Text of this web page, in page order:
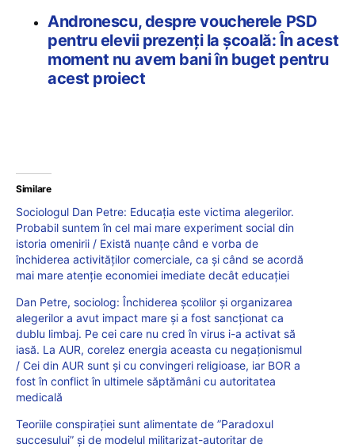
Andronescu, despre voucherele PSD
pentru elevii prezenți la școală: În acest
moment nu avem bani în buget pentru
acest proiect
Similare
Sociologul Dan Petre: Educația este victima alegerilor.
Probabil suntem în cel mai mare experiment social din
istoria omenirii / Există nuanțe când e vorba de
închiderea activităților comerciale, ca și când se acordă
mai mare atenție economiei imediate decât educației
Dan Petre, sociolog: Închiderea școlilor și organizarea
alegerilor a avut impact mare și a fost sancționat ca
dublu limbaj. Pe cei care nu cred în virus i-a activat să
iasă. La AUR, corelez energia aceasta cu negaționismul
/ Cei din AUR sunt și cu convingeri religioase, iar BOR a
fost în conflict în ultimele săptămâni cu autoritatea
medicală
Teoriile conspirației sunt alimentate de ”Paradoxul
succesului” și de modelul militarizat-autoritar de